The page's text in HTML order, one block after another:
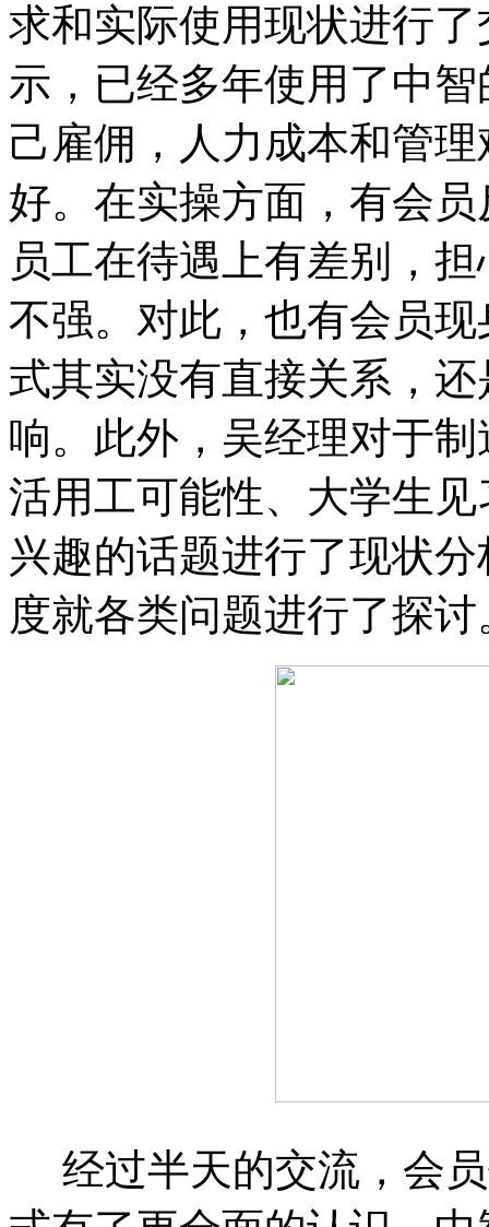
求和实际使用现状进行
示，已经多年使用了中
己雇佣，人力成本和管
好。在实操方面，有会
员工在待遇上有差别，
不强。对此，也有会员
式其实没有直接关系，
响。此外，吴经理对于
活用工可能性、大学生
兴趣的话题进行了现状
度就各类问题进行了探
经过半天的交流，会